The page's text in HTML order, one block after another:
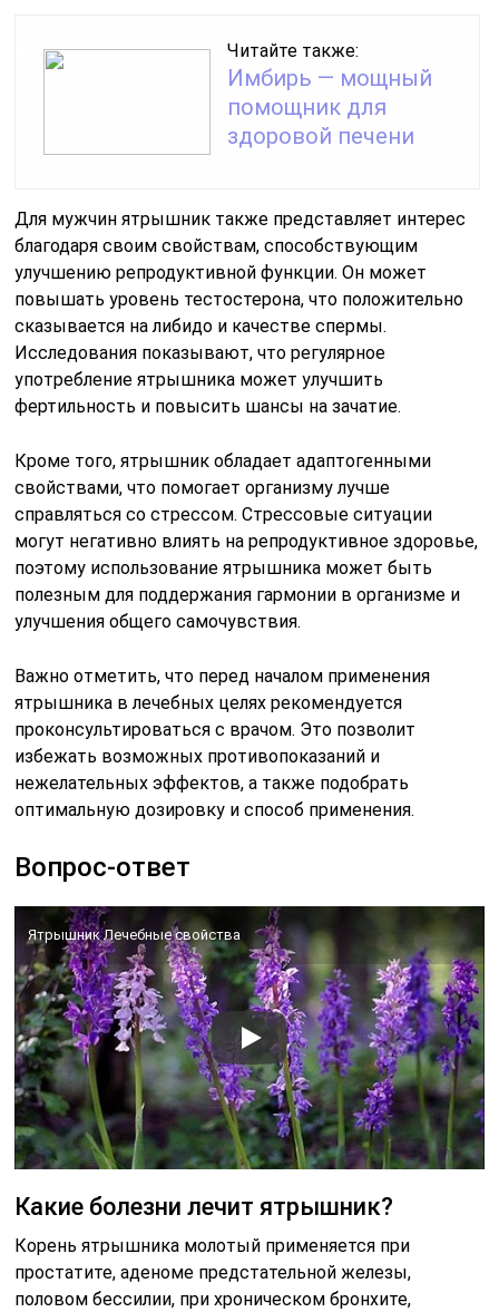
Читайте также:
Имбирь — мощный
помощник для
здоровой печени
Для мужчин ятрышник также представляет интерес
благодаря своим свойствам, способствующим
улучшению репродуктивной функции. Он может
повышать уровень тестостерона, что положительно
сказывается на либидо и качестве спермы.
Исследования показывают, что регулярное
употребление ятрышника может улучшить
фертильность и повысить шансы на зачатие.
Кроме того, ятрышник обладает адаптогенными
свойствами, что помогает организму лучше
справляться со стрессом. Стрессовые ситуации
могут негативно влиять на репродуктивное здоровье,
поэтому использование ятрышника может быть
полезным для поддержания гармонии в организме и
улучшения общего самочувствия.
Важно отметить, что перед началом применения
ятрышника в лечебных целях рекомендуется
проконсультироваться с врачом. Это позволит
избежать возможных противопоказаний и
нежелательных эффектов, а также подобрать
оптимальную дозировку и способ применения.
Вопрос-ответ
Ятрышник Лечебные свойства
Какие болезни лечит ятрышник?
Корень ятрышника молотый применяется при
простатите, аденоме предстательной железы,
половом бессилии, при хроническом бронхите,